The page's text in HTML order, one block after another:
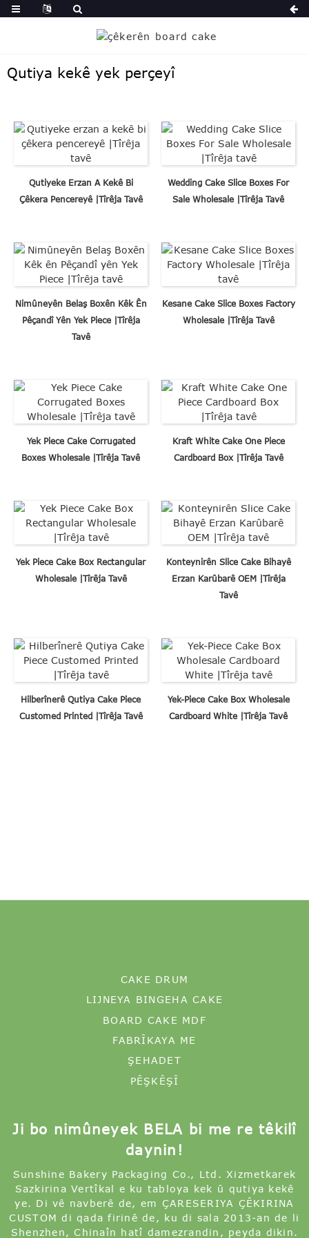
Qutiya kekê yek perçeyî
Qutiyeke Erzan A Kekê Bi
Çêkera Pencereyê |Tîrêja Tavê
Wedding Cake Slice Boxes For
Sale Wholesale |Tîrêja Tavê
Nimûneyên Belaş Boxên Kêk Ên
Pêçandî Yên Yek Piece |Tîrêja
Tavê
Kesane Cake Slice Boxes Factory
Wholesale |Tîrêja Tavê
Yek Piece Cake Corrugated
Boxes Wholesale |Tîrêja Tavê
Kraft White Cake One Piece
Cardboard Box |Tîrêja Tavê
Yek Piece Cake Box Rectangular
Wholesale |Tîrêja Tavê
Konteynirên Slice Cake Bihayê
Erzan Karûbarê OEM |Tîrêja
Tavê
Hilberînerê Qutiya Cake Piece
Customed Printed |Tîrêja Tavê
Yek-Piece Cake Box Wholesale
Cardboard White |Tîrêja Tavê
CAKE DRUM
LIJNEYA BINGEHA CAKE
BOARD CAKE MDF
FABRÎKAYA ME
ŞEHADET
PÊŞKÊŞÎ
Ji bo nimûneyek BELA bi me re têkilî
daynin!
Sunshine Bakery Packaging Co., Ltd. Xizmetkarek
Sazkirina Vertîkal e ku tabloya kek û qutiya kekê
ye. Di vê navberê de, em ÇARESERIYA ÇÊKIRINA
CUSTOM di qada firinê de, ku di sala 2013-an de li
Shenzhen, Chinaîn hatî damezrandin, peyda dikin.